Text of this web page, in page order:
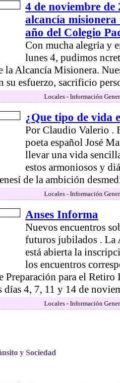
4 de noviembre de
alcancía misionera
año del Colegio
Con mucha alegría y
lunes 4, pudimos
la Alcancía Misionera.
esfuerzo, sacrificio
Locales - Información
¿Que tipo de vida
Por Claudio Valerio .
poeta español José
llevar una vida
estos armoniosos y
de la ambición
Locales - Información
Anses Informa
Nuevos encuentros
futuros jubilados . La
está abierta la
los encuentros
Preparación para el Retiro
días 4, 7, 11 y 14 de
Locales - Información
y Sociedad